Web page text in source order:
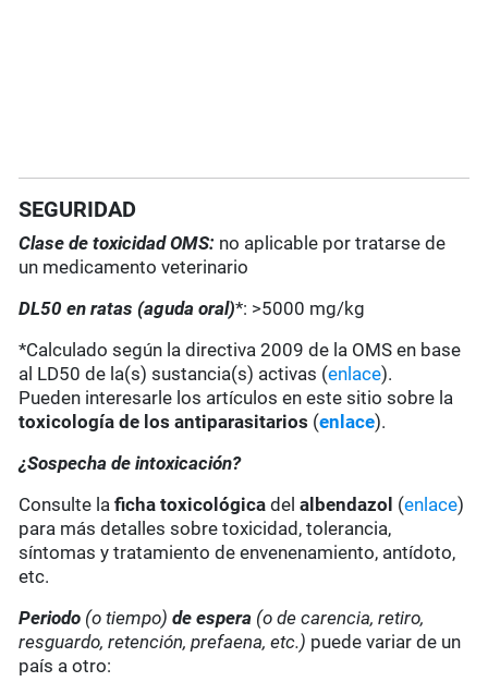
SEGURIDAD
Clase de toxicidad OMS: no aplicable por tratarse de
un medicamento veterinario
DL50 en ratas (aguda oral)*: >5000 mg/kg
*Calculado según la directiva 2009 de la OMS en base
al LD50 de la(s) sustancia(s) activas (enlace).
Pueden interesarle los artículos en este sitio sobre la
toxicología de los antiparasitarios (enlace).
¿Sospecha de intoxicación?
Consulte laficha toxicológica delalbendazol (enlace)
para más detalles sobre toxicidad, tolerancia,
síntomas y tratamiento de envenenamiento, antídoto,
etc.
Periodo (o tiempo) de espera (o de carencia, retiro,
resguardo, retención, prefaena, etc.) puede variar de un
país a otro: